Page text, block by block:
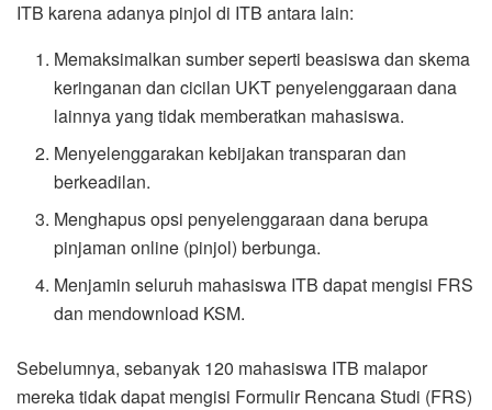
ITB karena adanya pinjol di ITB antara lain:
Memaksimalkan sumber seperti beasiswa dan skema
keringanan dan cicilan UKT penyelenggaraan dana
lainnya yang tidak memberatkan mahasiswa.
Menyelenggarakan kebijakan transparan dan
berkeadilan.
Menghapus opsi penyelenggaraan dana berupa
pinjaman online (pinjol) berbunga.
Menjamin seluruh mahasiswa ITB dapat mengisi FRS
dan mendownload KSM.
Sebelumnya, sebanyak 120 mahasiswa ITB malapor
mereka tidak dapat mengisi Formulir Rencana Studi (FRS)